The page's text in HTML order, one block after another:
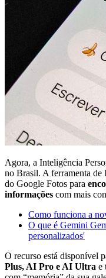
Agora, a Inteligência
no Brasil. A ferramenta de
do Google Fotos para
informações com mais
Como funciona a
O que é Gemini
personalizados'
O recurso está disponível
Plus, AI Pro e AI Ultra e